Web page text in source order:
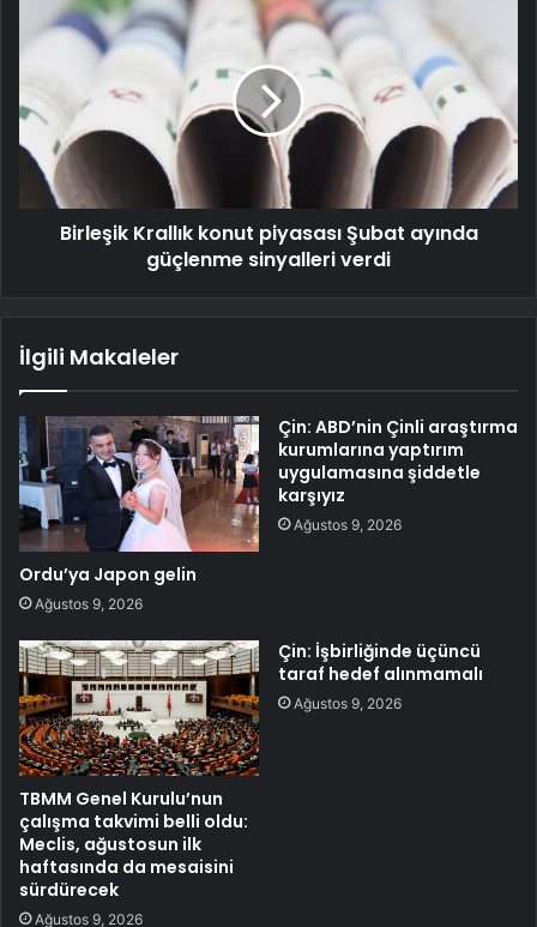
Birleşik Krallık konut piyasası Şubat ayında
güçlenme sinyalleri verdi
İlgili Makaleler
Ordu’ya Japon gelin
Ağustos 9, 2026
Çin: ABD’nin Çinli araştırma
kurumlarına yaptırım
uygulamasına şiddetle
karşıyız
Ağustos 9, 2026
TBMM Genel Kurulu’nun
çalışma takvimi belli oldu:
Meclis, ağustosun ilk
haftasında da mesaisini
sürdürecek
Ağustos 9, 2026
Çin: İşbirliğinde üçüncü
taraf hedef alınmamalı
Ağustos 9, 2026